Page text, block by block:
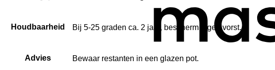
Houdbaarheid Bij 5-25 graden ca. 2 jaar, bescherm tegen vorst.
Advies Bewaar restanten in een glazen pot.